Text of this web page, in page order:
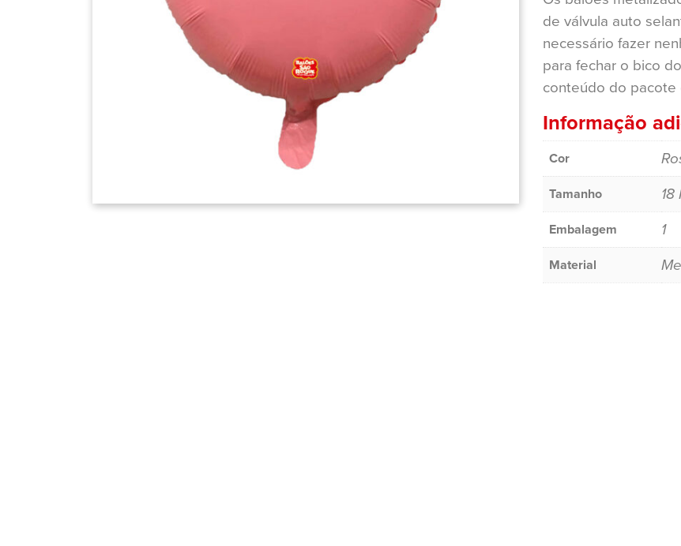
de válvula auto
necessário fazer
para fechar o bico
conteúdo do
Informação
Cor
Tamanho
Embalagem 1
Material